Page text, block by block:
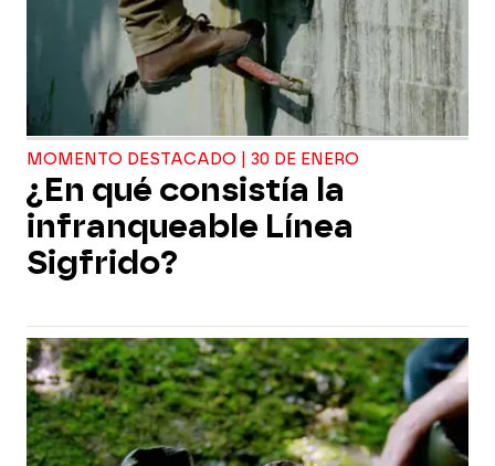
MOMENTO DESTACADO | 30 DE ENERO
¿En qué consistía la
infranqueable Línea
Sigfrido?